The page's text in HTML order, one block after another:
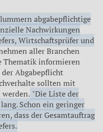
abgabepflichtige
Nachwirkungen
Wirtschaftsprüfer und
aller Branchen
Thematik informieren
Abgabepflicht
sollten mit
"Die Liste der
Schon ein geringer
dass der Gesamtauftrag